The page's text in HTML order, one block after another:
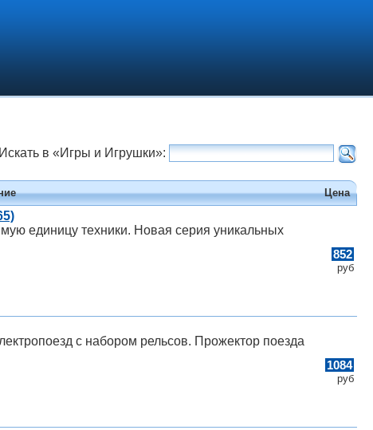
Искать в «Игры и Игрушки»:
Цена
единицу техники. Новая серия уникальных
852
руб
с набором рельсов. Прожектор поезда
1084
руб